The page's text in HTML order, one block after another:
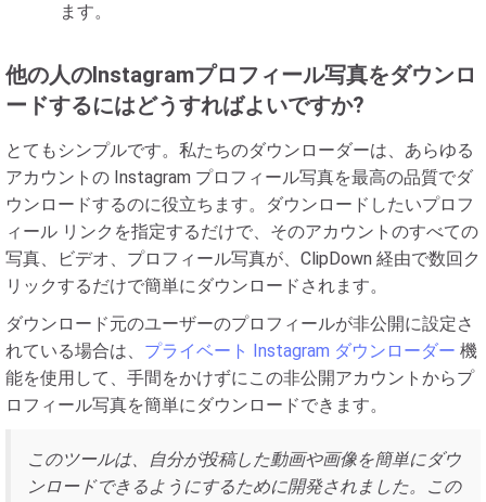
ます。
他の人のInstagramプロフィール写真をダウンロ
ードするにはどうすればよいですか?
とてもシンプルです。私たちのダウンローダーは、あらゆる
アカウントの Instagram プロフィール写真を最高の品質でダ
ウンロードするのに役立ちます。ダウンロードしたいプロフ
ィール リンクを指定するだけで、そのアカウントのすべての
写真、ビデオ、プロフィール写真が、ClipDown 経由で数回ク
リックするだけで簡単にダウンロードされます。
ダウンロード元のユーザーのプロフィールが非公開に設定さ
れている場合は、 プライベート Instagram ダウンローダー 機
能を使用して、手間をかけずにこの非公開アカウントからプ
ロフィール写真を簡単にダウンロードできます。
このツールは、自分が投稿した動画や画像を簡単にダウ
ンロードできるようにするために開発されました。この